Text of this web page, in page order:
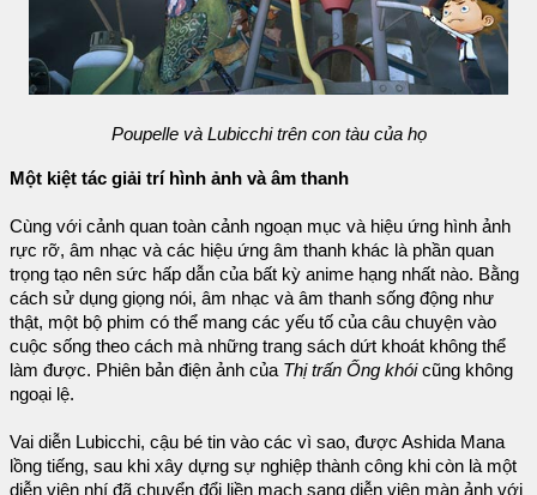
Poupelle và Lubicchi trên con tàu của họ
Một kiệt tác giải trí hình ảnh và âm thanh
Cùng với cảnh quan toàn cảnh ngoạn mục và hiệu ứng hình ảnh
rực rỡ, âm nhạc và các hiệu ứng âm thanh khác là phần quan
trọng tạo nên sức hấp dẫn của bất kỳ anime hạng nhất nào. Bằng
cách sử dụng giọng nói, âm nhạc và âm thanh sống động như
thật, một bộ phim có thể mang các yếu tố của câu chuyện vào
cuộc sống theo cách mà những trang sách dứt khoát không thể
làm được. Phiên bản điện ảnh của Thị trấn Ống khóicũng không
ngoại lệ.
Vai diễn Lubicchi, cậu bé tin vào các vì sao, được Ashida Mana
lồng tiếng, sau khi xây dựng sự nghiệp thành công khi còn là một
diễn viên nhí đã chuyển đổi liền mạch sang diễn viên màn ảnh với